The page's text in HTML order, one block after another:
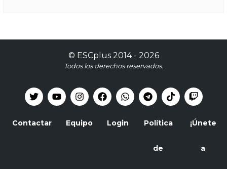
© ESCplus2014 - 2026
Todos los derechos reservados.
Contactar Equipo Login Política
de
¡Únete
a